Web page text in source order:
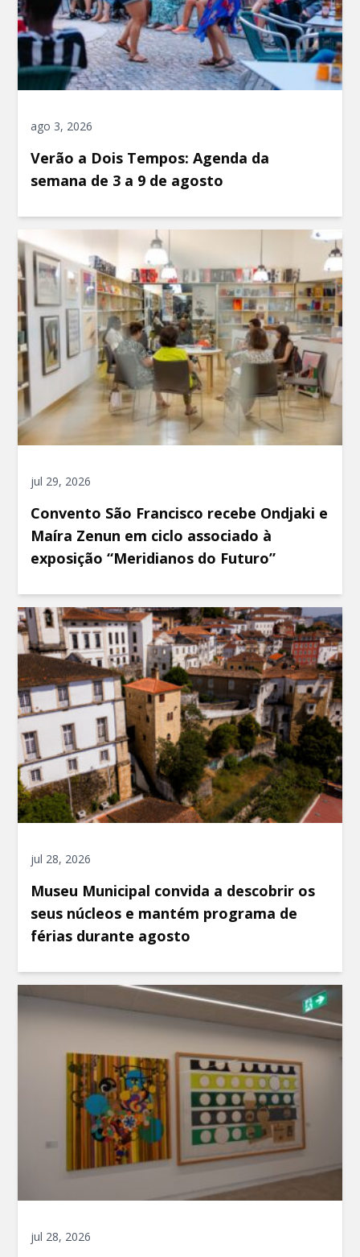
ago 3, 2026
Verão a Dois Tempos: Agenda da
semana de 3 a 9 de agosto
jul 29, 2026
Convento São Francisco recebe Ondjaki e
Maíra Zenun em ciclo associado à
exposição “Meridianos do Futuro”
jul 28, 2026
Museu Municipal convida a descobrir os
seus núcleos e mantém programa de
férias durante agosto
jul 28, 2026